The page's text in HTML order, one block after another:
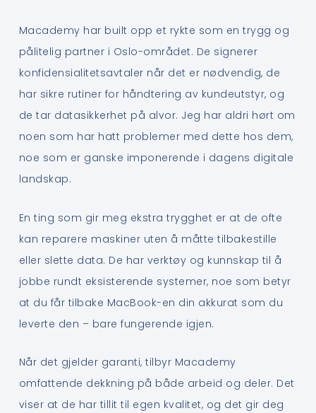
Macademy har built opp et rykte som en trygg og
pålitelig partner i Oslo-området. De signerer
konfidensialitetsavtaler når det er nødvendig, de
har sikre rutiner for håndtering av kundeutstyr, og
de tar datasikkerhet på alvor. Jeg har aldri hørt om
noen som har hatt problemer med dette hos dem,
noe som er ganske imponerende i dagens digitale
landskap.
En ting som gir meg ekstra trygghet er at de ofte
kan reparere maskiner uten å måtte tilbakestille
eller slette data. De har verktøy og kunnskap til å
jobbe rundt eksisterende systemer, noe som betyr
at du får tilbake MacBook-en din akkurat som du
leverte den – bare fungerende igjen.
Når det gjelder garanti, tilbyr Macademy
omfattende dekkning på både arbeid og deler. Det
viser at de har tillit til egen kvalitet, og det gir deg